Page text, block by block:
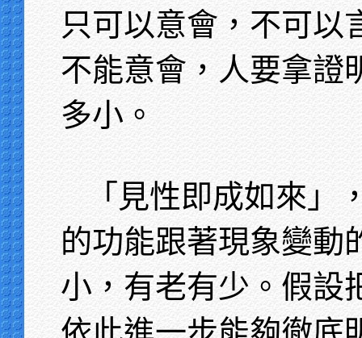
只可以意會，不可以
不能意會，人要拿證
多小。
「見性即成如來」
的功能跟著現象變動
小，有老有少。假設